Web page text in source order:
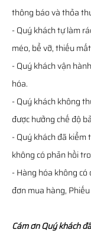
thông báo và thỏa
- Quý khách tự làm
méo, bể vỡ, thiếu
- Quý khách vận
hóa.
- Quý khách không
được hưởng chế độ
- Quý khách đã
không có phản hồi
- Hàng hóa không
đơn mua hàng,
Cám ơn Quý khách